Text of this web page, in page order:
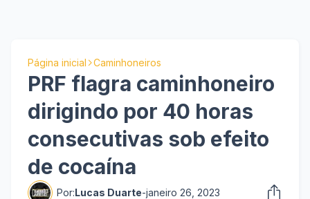
Página inicial Caminhoneiros
PRF flagra caminhoneiro
dirigindo por 40 horas
consecutivas sob efeito
de cocaína
Por:Lucas Duarte-janeiro 26, 2023